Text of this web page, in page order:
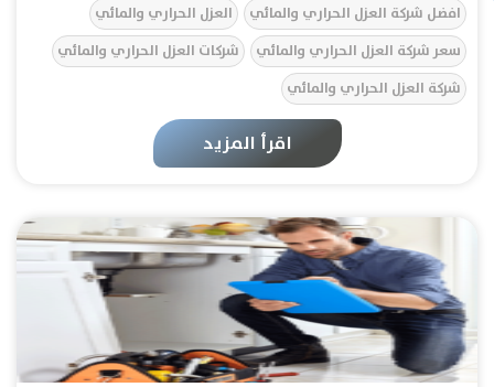
افضل شركة العزل الحراري والمائي
العزل الحراري والمائي
سعر شركة العزل الحراري والمائي
شركات العزل الحراري والمائي
شركة العزل الحراري والمائي
اقرأ المزيد